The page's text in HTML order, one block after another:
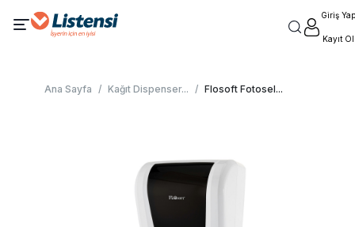
Giriş Yap
Kayıt Ol
Ana Sayfa / Kağıt Dispenser... / Flosoft Fotosel...